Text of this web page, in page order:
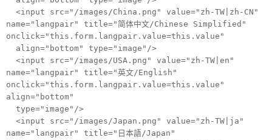
<input src="/images/China.png" value="zh-TW|zh-CN"
name="langpair" title="简体中文/Chinese Simplified"
onclick="this.form.langpair.value=this.value"
align="bottom" type="image"/>
<input src="/images/USA.png" value="zh-TW|en"
name="langpair" title="英文/English"
onclick="this.form.langpair.value=this.value"
align="bottom"
type="image"/>
<input src="/images/Japan.png" value="zh-TW|ja"
name="langpair" title="日本語/Japan"